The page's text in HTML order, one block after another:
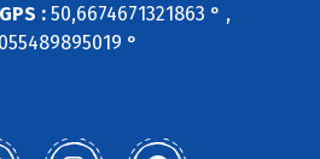
:50,6674671321863 ° ,
°